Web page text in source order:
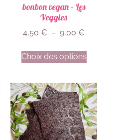
bonbon vegan – Les
Veggies
4,50 € – 9,00 €
Choix des options